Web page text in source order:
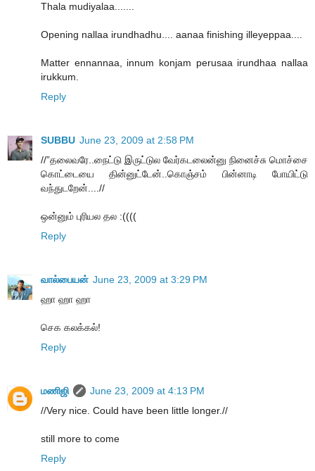
Thala mudiyalaa.......
Opening nallaa irundhadhu.... aanaa finishing illeyeppaa....
Matter ennannaa, innum konjam perusaa irundhaa nallaa
irukkum.
Reply
SUBBU June 23, 2009 at 2:58 PM
//”தலைவரே..நைட்டு இருட்டுல வேர்கடலைன்னு நினைச்சு மொச்சை
கொட்டையை தின்னுட்டேன்..கொஞ்சம் பின்னாடி போயிட்டு
வந்துடறேன்....//
ஒன்னும் புரியல தல :((((
Reply
வால்பையன் June 23, 2009 at 3:29 PM
ஹா ஹா ஹா
செக கலக்கல்!
Reply
மணிஜி
June 23, 2009 at 4:13 PM
//Very nice. Could have been little longer.//
still more to come
Reply